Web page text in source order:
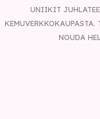
UNIIKIT
NOUDA